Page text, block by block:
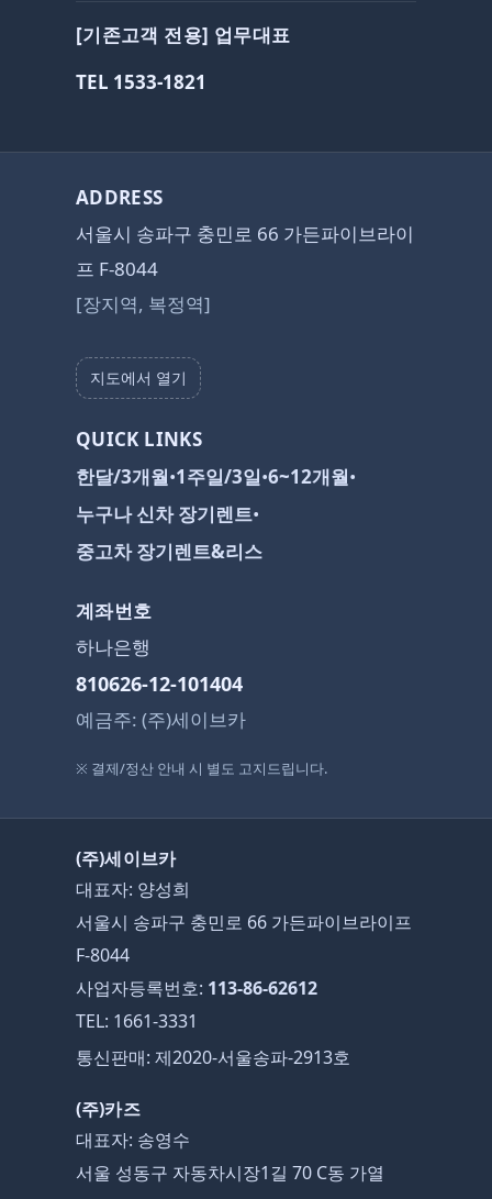
[기존고객 전용] 업무대표
TEL 1533-1821
ADDRESS
서울시 송파구 충민로 66 가든파이브라이
프 F-8044
[장지역, 복정역]
지도에서 열기
QUICK LINKS
한달/3개월•1주일/3일•6~12개월•
누구나 신차 장기렌트•
중고차 장기렌트&리스
계좌번호
하나은행
810626-12-101404
예금주: (주)세이브카
※ 결제/정산 안내 시 별도 고지드립니다.
(주)세이브카
대표자: 양성희
서울시 송파구 충민로 66 가든파이브라이프
F-8044
사업자등록번호: 113-86-62612
TEL: 1661-3331
통신판매: 제2020-서울송파-2913호
(주)카즈
대표자: 송영수
서울 성동구 자동차시장1길 70 C동 가열